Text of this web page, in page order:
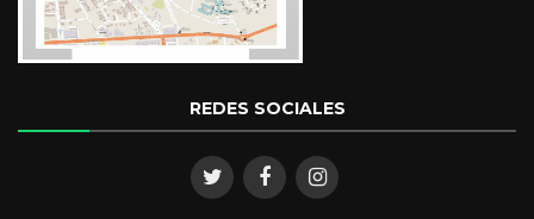
REDES SOCIALES